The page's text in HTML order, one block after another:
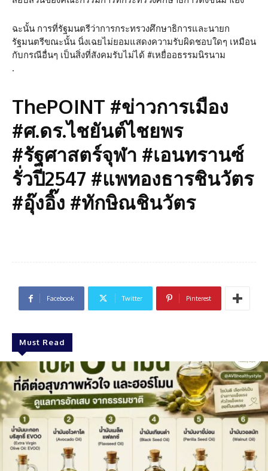
ฉะนั้น การที่รัฐมนตรีว่าการกระทรวงศึกษาธิการและนายก
รัฐมนตรีขณะนั้น นิ่งเฉยไม่ยอมแสดงความรับผิดชอบใดๆ เหมือน
กับกรณีอื่นๆ เป็นสิ่งที่สังคมรับไม่ได้ #เหยื่ออธรรมนิรนาม
.
ThePOINT #ข่าวการเมือง
#ศ.ดร.ไชยันต์ไชยพร
#รัฐศาสตร์จุฬา #เอนทรานซ์
รั่วปี2547 #แพทองธารชินวัตร
#อุ๊งอิ๊ง #ทักษิณชินวัตร
Facebook Twitter Pinterest
Must Read